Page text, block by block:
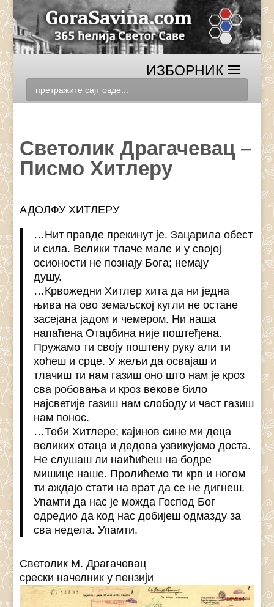
Светолик Драгачевац –
Писмо Хитлеру
АДОЛФУ ХИТЛЕРУ
…Нит правде прекинут је. Зацарила обест
и сила. Велики тлаче мале и у својој
осионости не познају Бога; немају
душу.
…Крвожедни Хитлер хита да ни једна
њива на ово земаљској кугли не остане
засејана јадом и чемером. Ни наша
напаћена Отаџбина није поштеђена.
Пружамо ти своју поштену руку али ти
хоћеш и срце. У жељи да освајаш и
тлачиш ти нам газиш оно што нам је кроз
сва робовања и кроз векове било
најсветије газиш нам слободу и част газиш
нам понос.
…Теби Хитлере; кајинов сине ми деца
великих отаца и дедова узвикујемо доста.
Не слушаш ли наићићеш на бодре
мишице наше. Пролићемо ти крв и ногом
ти аждајо стати на врат да се не дигнеш.
Упамти да нас је можда Господ Бог
одредио да код нас добијеш одмазду за
сва недела. Упамти.
Светолик М. Драгачевац
срески начелник у пензији